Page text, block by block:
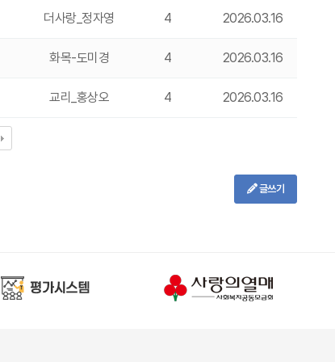
더사랑_정자영 4 2026.03.16
화목-도미경 4 2026.03.16
교리_홍상오 4 2026.03.16
글쓰기